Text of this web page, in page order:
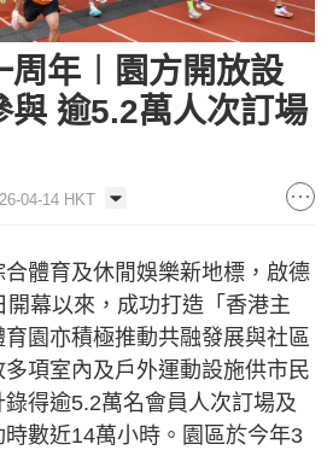
周年︱園方開放設
與 逾5.2萬人次訂場
04-14 HKT
體育及休閒娛樂新地標，啟德
開幕以來，成功打造「香港主
園亦積極推動共融發展與社區
項室內及戶外運動設施供市民
得逾5.2萬名會員人次訂場及
數近14萬小時。園區於今年3